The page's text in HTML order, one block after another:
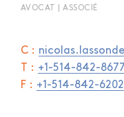
AVOCAT | ASSOCIÉ
C :
T : +1-514-842-8677
F : +1-514-842-6202